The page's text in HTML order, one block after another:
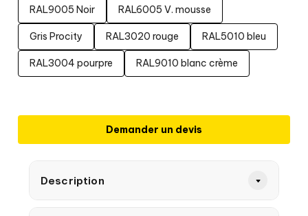
RAL9005 Noir RAL6005 V. mousse
Gris Procity RAL3020 rouge RAL5010 bleu
RAL3004 pourpre RAL9010 blanc crème
Demander un devis
Description